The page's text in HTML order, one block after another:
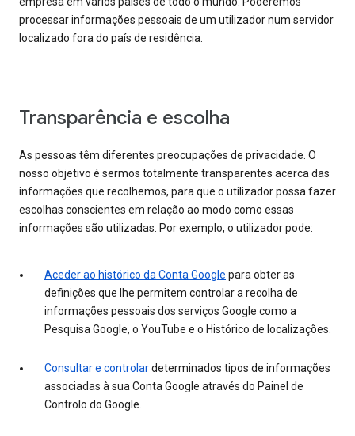
processar informações pessoais de um utilizador num servidor
localizado fora do país de residência.
Transparência e escolha
As pessoas têm diferentes preocupações de privacidade. O
nosso objetivo é sermos totalmente transparentes acerca das
informações que recolhemos, para que o utilizador possa fazer
escolhas conscientes em relação ao modo como essas
informações são utilizadas. Por exemplo, o utilizador pode:
Aceder ao histórico da Conta Google para obter as
definições que lhe permitem controlar a recolha de
informações pessoais dos serviços Google como a
Pesquisa Google, o YouTube e o Histórico de localizações.
Consultar e controlardeterminados tipos de informações
associadas à sua Conta Google através do Painel de
Controlo do Google.